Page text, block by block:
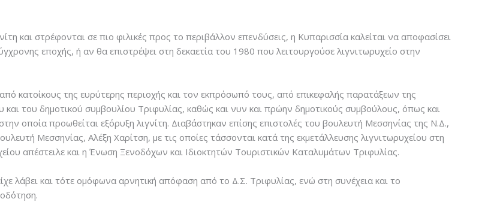
και στρέφονται σε πιο φιλικές προς το περιβάλλον επενδύσεις, η Κυπαρισσία καλείται να αποφασίσει
εποχής, ή αν θα επιστρέψει στη δεκαετία του 1980 που λειτουργούσε λιγνιτωρυχείο στην
κατοίκους της ευρύτερης περιοχής και τον εκπρόσωπό τους, από επικεφαλής παρατάξεων της
του δημοτικού συμβουλίου Τριφυλίας, καθώς και νυν και πρώην δημοτικούς συμβούλους, όπως και
οποία προωθείται εξόρυξη λιγνίτη. Διαβάστηκαν επίσης επιστολές του βουλευτή Μεσσηνίας της Ν.Δ.,
Μεσσηνίας, Αλέξη Χαρίτση, με τις οποίες τάσσονται κατά της εκμετάλλευσης λιγνιτωρυχείου στη
απέστειλε και η Ένωση Ξενοδόχων και Ιδιοκτητών Τουριστικών Καταλυμάτων Τριφυλίας.
λάβει και τότε ομόφωνα αρνητική απόφαση από το Δ.Σ. Τριφυλίας, ενώ στη συνέχεια και το